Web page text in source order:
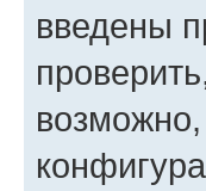
введены